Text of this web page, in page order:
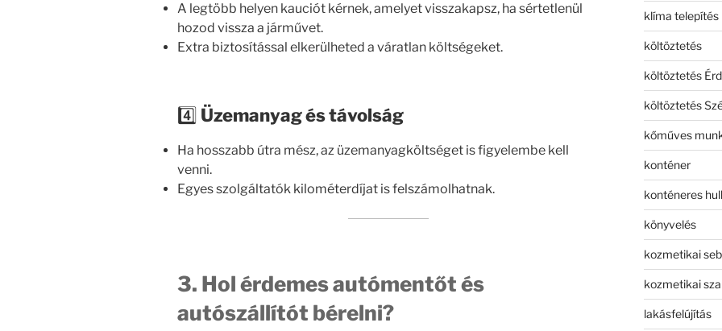
A legtöbb helyen kauciót kérnek, amelyet visszakapsz, ha sértetlenül
hozod vissza a járművet.
Extra biztosítással elkerülheted a váratlan költségeket.
4️⃣ Üzemanyag és távolság
Ha hosszabb útra mész, az üzemanyagköltséget is figyelembe kell
venni.
Egyes szolgáltatók kilométerdíjat is felszámolhatnak.
3. Hol érdemes autómentőt és
autószállítót bérelni?
klíma telepítés
költöztetés
költöztetés Érd
költöztetés
kőműves
konténer
konténeres
könyvelés
kozmetikai
kozmetikai
lakásfelújítás